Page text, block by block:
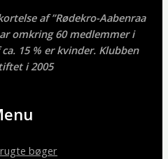
af ”Rødekro-Aabenraa
omkring 60 medlemmer i
15 % er kvinder. Klubben
i 2005
bøger